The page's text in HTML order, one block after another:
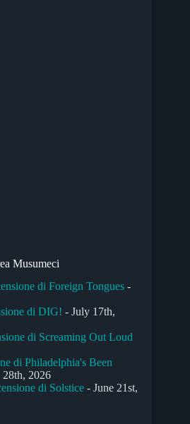
Musumeci
di Foreign Tongues -
di DIG! - July 17th,
di Screaming Out Loud
di Philadelphia's Been
28th, 2026
di Solstice - June 21st,